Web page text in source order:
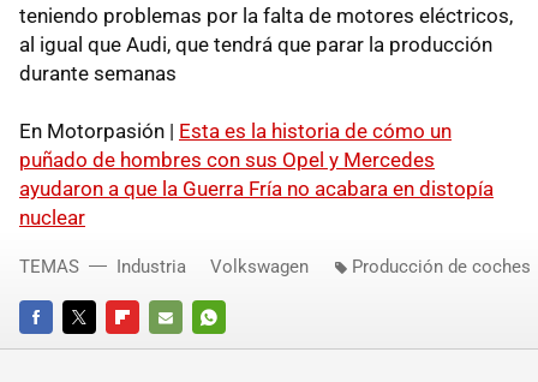
teniendo problemas por la falta de motores eléctricos,
al igual que Audi, que tendrá que parar la producción
durante semanas
En Motorpasión | Esta es la historia de cómo un
puñado de hombres con sus Opel y Mercedes
ayudaron a que la Guerra Fría no acabara en distopía
nuclear
FACEBOOKTWITTERFLIPBOARD
E-
WHATSAPP
TEMAS Industria Volkswagen Producción de coches